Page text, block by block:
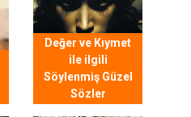
Değer ve Kıymet
ile ilgili
Söylenmiş Güzel
Sözler